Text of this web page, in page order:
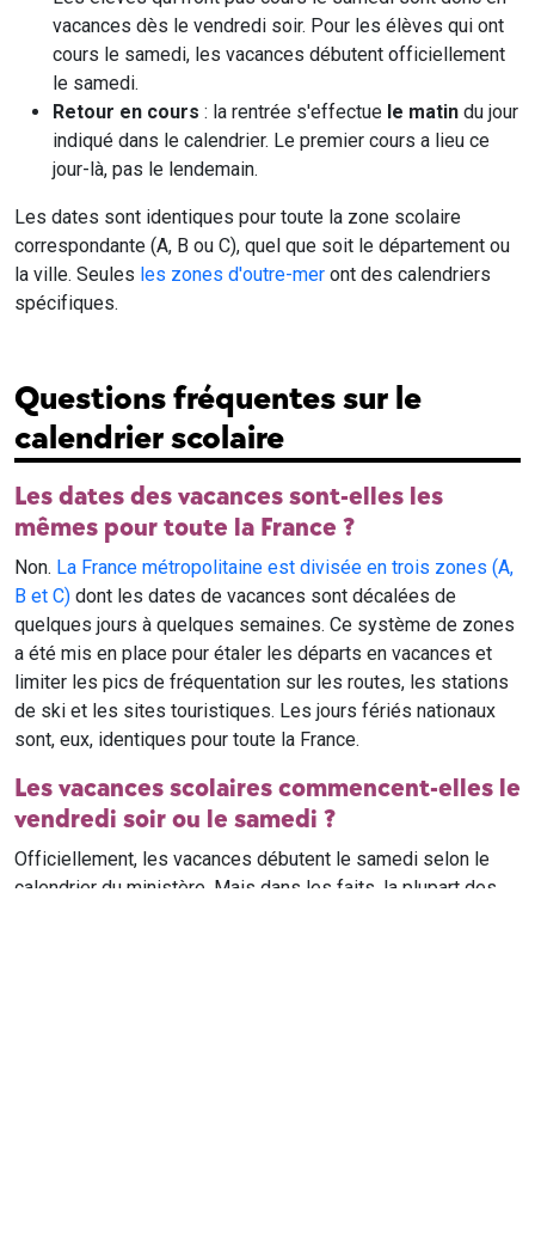
vacances dès le vendredi soir. Pour les élèves qui ont
cours le samedi, les vacances débutent officiellement
le samedi.
Retour en cours : la rentrée s'effectue le matin du jour
indiqué dans le calendrier. Le premier cours a lieu ce
jour-là, pas le lendemain.
Les dates sont identiques pour toute la zone scolaire
correspondante (A, B ou C), quel que soit le département ou
la ville. Seules les zones d'outre-mer ont des calendriers
spécifiques.
Questions fréquentes sur le
calendrier scolaire
Les dates des vacances sont-elles les
mêmes pour toute la France ?
Non. La France métropolitaine est divisée en trois zones (A,
B et C) dont les dates de vacances sont décalées de
quelques jours à quelques semaines. Ce système de zones
a été mis en place pour étaler les départs en vacances et
limiter les pics de fréquentation sur les routes, les stations
de ski et les sites touristiques. Les jours fériés nationaux
sont, eux, identiques pour toute la France.
Les vacances scolaires commencent-elles le
vendredi soir ou le samedi ?
Officiellement, les vacances débutent le samedi selon le
calendrier du ministère. Mais dans les faits, la plupart des